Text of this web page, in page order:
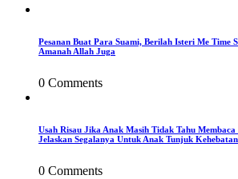
Pesanan Buat Para Suami, Berilah Isteri Me Time
Amanah Allah Juga
0 Comments
Usah Risau Jika Anak Masih Tidak Tahu
Jelaskan Segalanya Untuk Anak Tunjuk Kehebatan
0 Comments